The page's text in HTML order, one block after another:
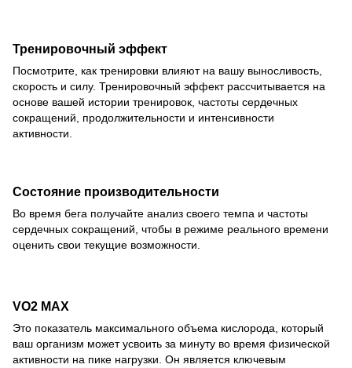
Тренировочный эффект
Посмотрите, как тренировки влияют на вашу выносливость,
скорость и силу. Тренировочный эффект рассчитывается на
основе вашей истории тренировок, частоты сердечных
сокращений, продолжительности и интенсивности
активности.
Состояние производительности
Во время бега получайте анализ своего темпа и частоты
сердечных сокращений, чтобы в режиме реального времени
оценить свои текущие возможности.
VO2 MAX
Это показатель максимального объема кислорода, который
ваш организм может усвоить за минуту во время физической
активности на пике нагрузки. Он является ключевым